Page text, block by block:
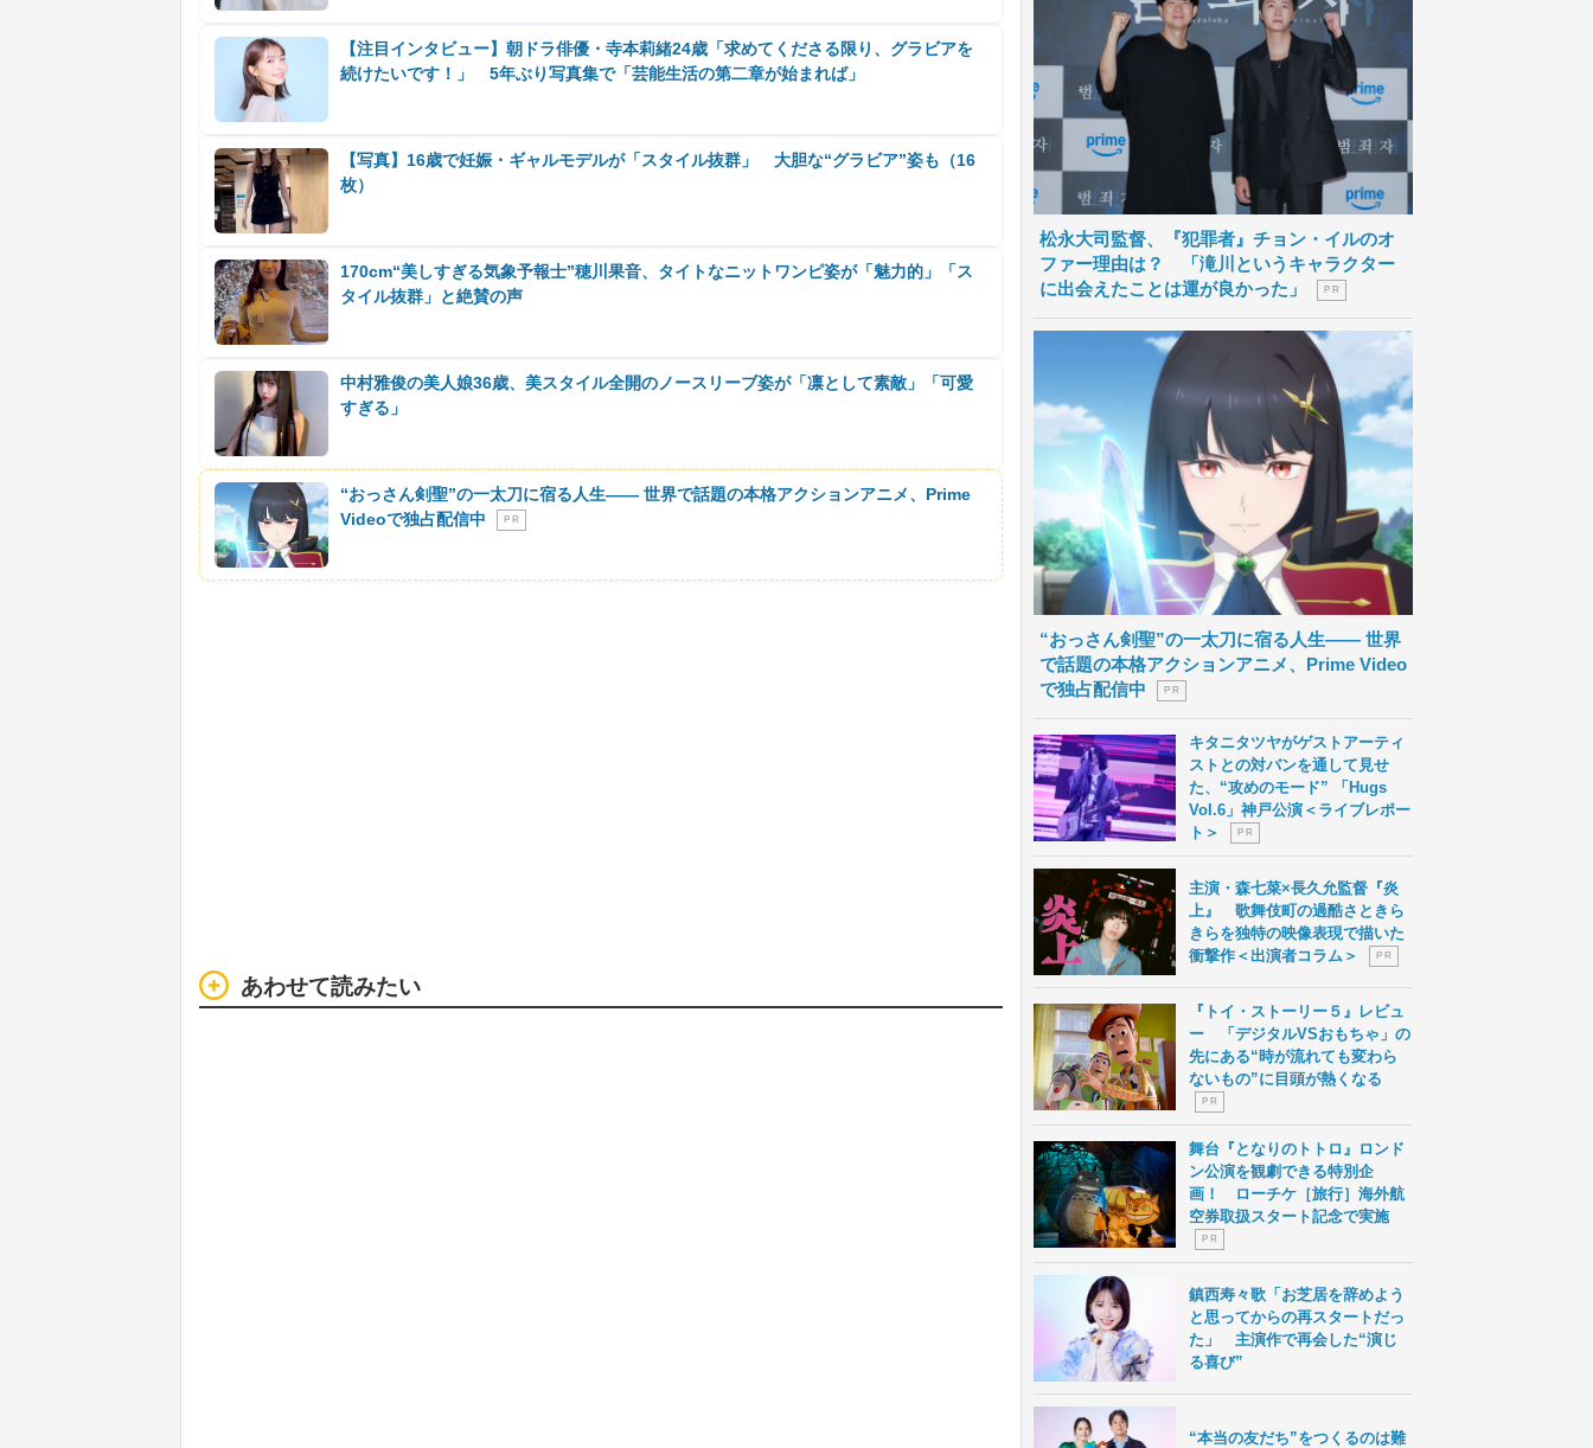
【注目インタビュー】朝ドラ俳優・寺本莉緒24歳「求めてくださる限り、グラビアを
続けたいです！」 5年ぶり写真集で「芸能生活の第二章が始まれば」
【写真】16歳で妊娠・ギャルモデルが「スタイル抜群」 大胆な“グラビア”姿も（16
枚）
170cm“美しすぎる気象予報士”穂川果音、タイトなニットワンピ姿が「魅力的」「ス
タイル抜群」と絶賛の声
中村雅俊の美人娘36歳、美スタイル全開のノースリーブ姿が「凛として素敵」「可愛
すぎる」
“おっさん剣聖”の一太刀に宿る人生―― 世界で話題の本格アクションアニメ、Prime
Videoで独占配信中
P R
あわせて読みたい
松永大司監督、『犯罪者』チョン・イルのオ
ファー理由は？ 「滝川というキャラクター
に出会えたことは運が良かった」
P R
“おっさん剣聖”の一太刀に宿る人生―― 世界
で話題の本格アクションアニメ、Prime Video
で独占配信中
P R
キタニタツヤがゲストアーティ
ストとの対バンを通して見せ
た、“攻めのモード” 「Hugs
Vol.6」神戸公演＜ライブレポー
ト＞
P R
主演・森七菜×長久允監督『炎
上』 歌舞伎町の過酷さときら
きらを独特の映像表現で描いた
衝撃作＜出演者コラム＞
P R
『トイ・ストーリー５』レビュ
ー 「デジタルVSおもちゃ」の
先にある“時が流れても変わら
ないもの”に目頭が熱くなる
P R
舞台『となりのトトロ』ロンド
ン公演を観劇できる特別企
画！ ローチケ［旅行］海外航
空券取扱スタート記念で実施
P R
鎮西寿々歌「お芝居を辞めよう
と思ってからの再スタートだっ
た」 主演作で再会した“演じ
る喜び”
“本当の友だち”をつくるのは難